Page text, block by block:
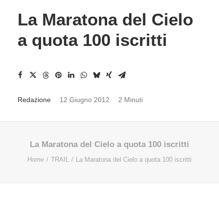
La Maratona del Cielo
a quota 100 iscritti
Redazione 12 Giugno 2012 2 Minuti
La Maratona del Cielo a quota 100 iscritti
Home TRAIL La Maratona del Cielo a quota 100 iscritti